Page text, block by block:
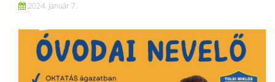
2024. január 7.